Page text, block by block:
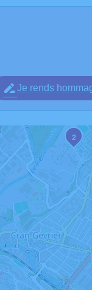
Je rends
2